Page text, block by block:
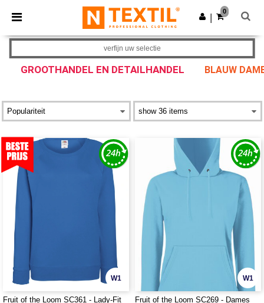
× Ntextil-app
Betere prijzen in de app!
Download app
0
GROOTHANDEL EN DETAILHANDEL BLAUW
verfijn uw selectie
W1
Fruit of the Loom SC361 - Lady-Fit
W1
Fruit of the Loom SC269 - Dames